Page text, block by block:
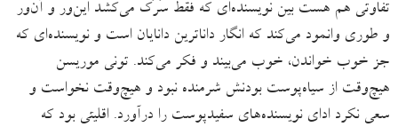
تفاوتی هم هست بین نویسنده‌ای که فقط سَرَک می‌کشد این‌ور و آن‌ور
و طوری وانمود می‌کند که انگار داناترین دانایان است و نویسنده‌ای که
جز خوب خواندن، خوب می‌بیند و فکر می‌کند. تونی موریسن
هیچ‌وقت از سیاه‌پوست بودنش شرمنده نبود و هیچ‌وقت نخواست و
سعی نکرد ادای نویسنده‌های سفیدپوست را درآورد. اقلیتی بود که